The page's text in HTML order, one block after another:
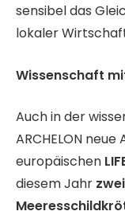
sensibel das
lokaler
Wissenschaft
Auch in der
ARCHELON
europäischen
diesem Jahr